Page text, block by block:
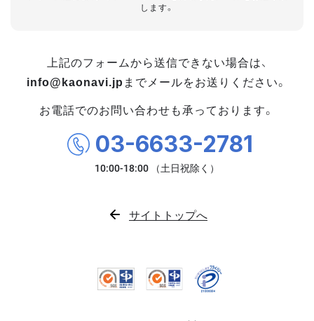
します。
上記のフォームから送信できない場合は、
info@kaonavi.jp までメールをお送りください。
お電話でのお問い合わせも承っております。
03-6633-2781
サイトトップへ